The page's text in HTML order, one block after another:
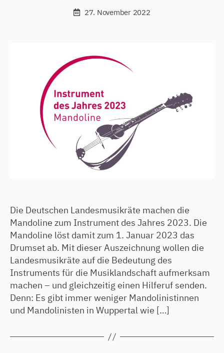
27. November 2022
Die Deutschen Landesmusikräte machen die
Mandoline zum Instrument des Jahres 2023. Die
Mandoline löst damit zum 1. Januar 2023 das
Drumset ab. Mit dieser Auszeichnung wollen die
Landesmusikräte auf die Bedeutung des
Instruments für die Musiklandschaft aufmerksam
machen – und gleichzeitig einen Hilferuf senden.
Denn: Es gibt immer weniger Mandolinistinnen
und Mandolinisten in Wuppertal wie […]